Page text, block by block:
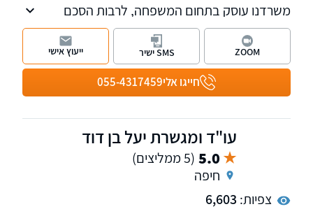
משרדנו עוסק בתחום המשפחה, לרבות הסכם
גירושים, מזונות, אפוטרופסות, דיני הגירה הסדרת
מעמד ומשפט מנהלי. למשרד שלוחות בפתח
תקווה ובראש העין.
חייגו אלי055-4317459
ZOOM SMS ישיר ייעוץ אישי
עו"ד ומגשרת יעל בן דוד
5.0 (5 ממליצים)
חיפה
צפיות: 6,603